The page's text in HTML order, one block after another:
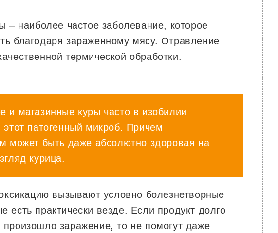
– наиболее частое заболевание, которое
благодаря зараженному мясу. Отравление
термической обработки.
и магазинные куры часто в изобилии
этот патогенный микроб. Причем
может быть даже абсолютно здоровая на
курица.
вызывают условно болезнетворные
есть практически везде. Если продукт долго
заражение, то не помогут даже